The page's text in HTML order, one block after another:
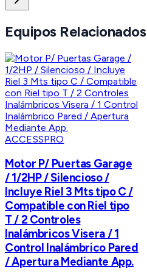
Equipos Relacionados
ACCESSPRO
Motor P/ Puertas Garage
/ 1/2HP / Silencioso /
Incluye Riel 3 Mts tipo C /
Compatible con Riel tipo
T / 2 Controles
Inalámbricos Visera / 1
Control Inalámbrico Pared
/ Apertura Mediante App.